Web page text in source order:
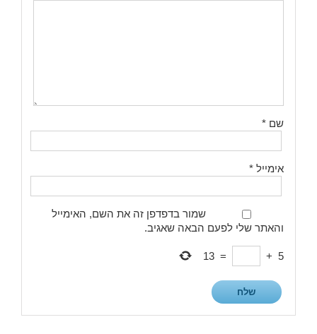
שם *
אימייל *
שמור בדפדפן זה את השם, האימייל
והאתר שלי לפעם הבאה שאגיב.
5
+
=
13